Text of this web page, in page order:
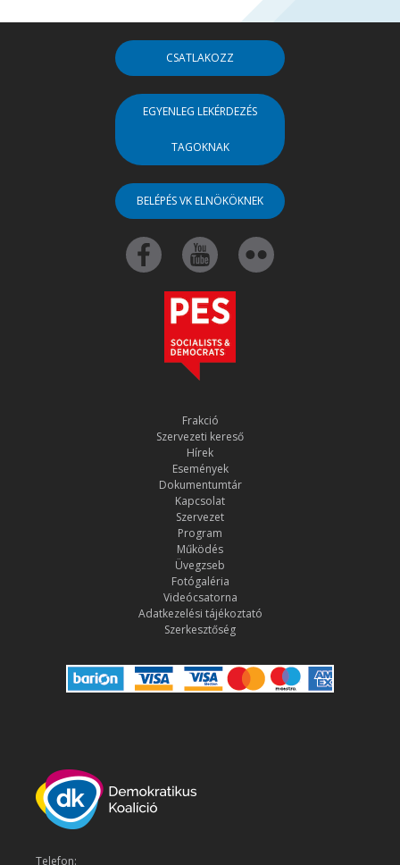
CSATLAKOZZ
EGYENLEG LEKÉRDEZÉS
TAGOKNAK
BELÉPÉS VK ELNÖKÖKNEK
Frakció
Szervezeti kereső
Hírek
Események
Dokumentumtár
Kapcsolat
Szervezet
Program
Működés
Üvegzseb
Fotógaléria
Videócsatorna
Adatkezelési tájékoztató
Szerkesztőség
Telefon: